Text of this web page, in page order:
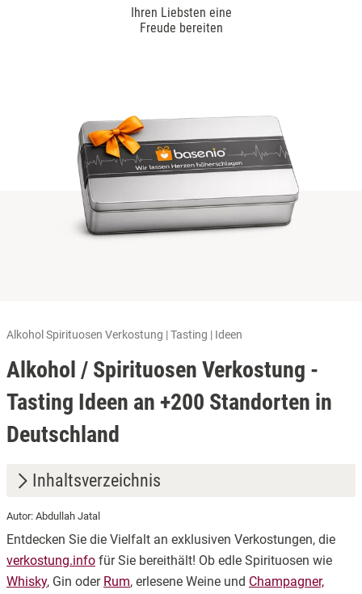
Ihren Liebsten eine
Freude bereiten
Alkohol Spirituosen Verkostung | Tasting | Ideen
Alkohol / Spirituosen Verkostung -
Tasting Ideen an +200 Standorten in
Deutschland
Inhaltsverzeichnis
1. Was macht die Verkostungen von verkostung.info so
besonders?
2. Wie läuft eine Verkostung ab?
Autor: Abdullah Jatal
Entdecken Sie die Vielfalt an exklusiven Verkostungen, die
verkostung.info für Sie bereithält! Ob edle Spirituosen wie
Whisky, Gin oder Rum, erlesene Weine und Champagner,